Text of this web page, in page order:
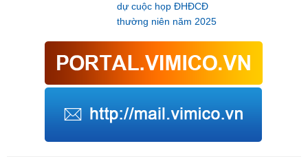
dự cuộc họp ĐHĐCĐ
thường niên năm 2025